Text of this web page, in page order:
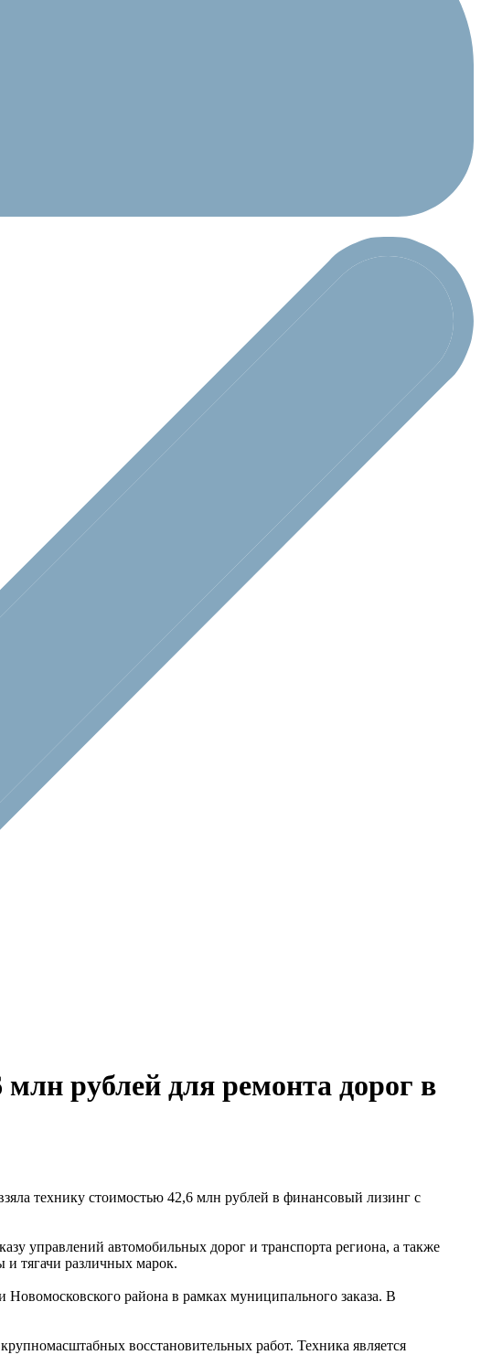
рублей для ремонта дорог в
технику стоимостью 42,6 млн рублей в финансовый лизинг с
управлений автомобильных дорог и транспорта региона, а также
и тягачи различных марок.
Новомосковского района в рамках муниципального заказа. В
восстановительных работ. Техника является